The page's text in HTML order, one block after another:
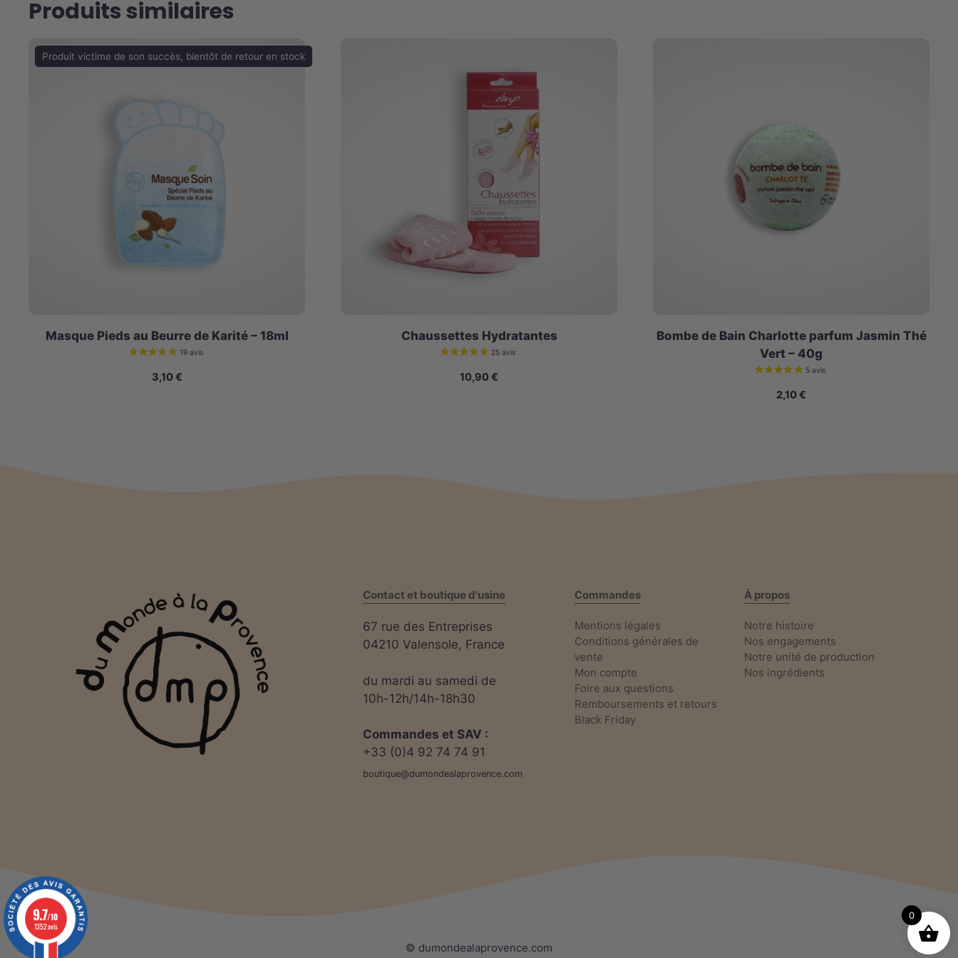
Produits similaires
Produit victime de son succès, bientôt de retour en stock
Masque Pieds au Beurre de Karité – 18ml
3,10 €
Chaussettes Hydratantes
10,90 €
Bombe de Bain Charlotte parfum Jasmin Thé
Vert – 40g
2,10 €
Contact et boutique d'usine
67 rue des Entreprises
04210 Valensole, France
du mardi au samedi de
10h-12h/14h-18h30
Commandes et SAV :
+33 (0)4 92 74 74 91
boutique@dumondealaprovence.com
Commandes
Mentions légales
Conditions générales de
vente
Mon compte
Foire aux questions
Remboursements et retours
Black Friday
À propos
Notre histoire
Nos engagements
Notre unité de production
Nos ingrédients
© dumondealaprovence.com
0
9.7/10
1352 avis